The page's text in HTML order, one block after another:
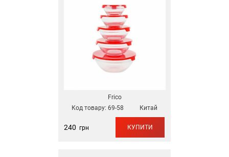
Frico
Код товару: 69-58 Китай
240 грн КУПИТИ